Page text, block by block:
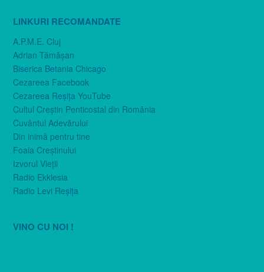
LINKURI RECOMANDATE
A.P.M.E. Cluj
Adrian Tămăşan
Biserica Betania Chicago
Cezareea Facebook
Cezareea Reşiţa YouTube
Cultul Creştin Penticostal din România
Cuvântul Adevărului
Din inimă pentru tine
Foaia Creştinului
Izvorul Vieţii
Radio Ekklesia
Radio Levi Reşiţa
VINO CU NOI !